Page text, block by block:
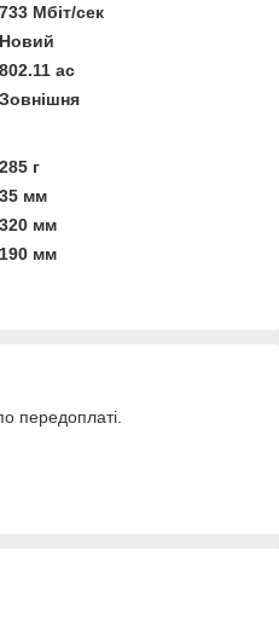
733 Мбіт/сек
Новий
802.11 ac
Зовнішня
285 г
35 мм
320 мм
190 мм
передоплаті.